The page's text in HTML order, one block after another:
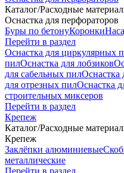
Каталог/Расходные
Оснастка для перфораторов
Буры по бетонуКоронки
Перейти в раздел
Оснастка для циркулярных
пилОснастка для лобзиков
для сабельных пилОснастка
для отрезных пилОснастка
строительных миксеров
Перейти в раздел
Крепеж
Каталог/Расходные
Крепеж
Заклёпки алюминиевые
металлические
Перейти в раздел